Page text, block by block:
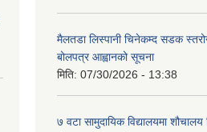
मैलतडा लिस्पानी चिनेकम्द सडक
बोलपत्र आह्वानको सूचना
मिति: 07/30/2026 - 13:38
७ वटा सामुदायिक विद्यालयमा शौचालय